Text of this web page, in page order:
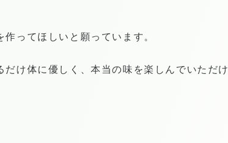
ってほしいと願っています。
け体に優しく、本当の味を楽しんでいただけ